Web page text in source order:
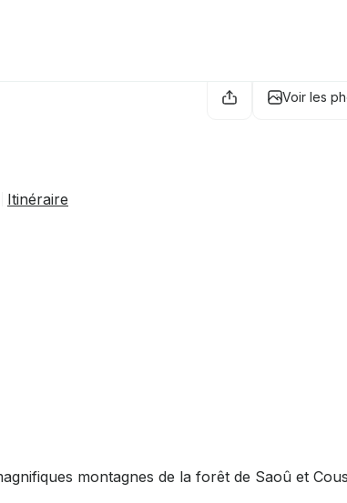
Voir les
Itinéraire
montagnes de la forêt de Saoû et